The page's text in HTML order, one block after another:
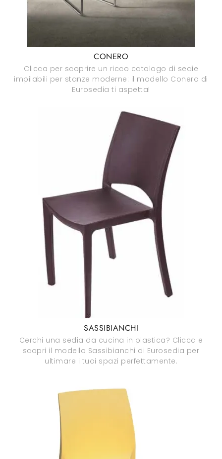
CONERO
Clicca per scoprire un ricco catalogo di sedie
impilabili per stanze moderne: il modello Conero di
Eurosedia ti aspetta!
SASSIBIANCHI
Cerchi una sedia da cucina in plastica? Clicca e
scopri il modello Sassibianchi di Eurosedia per
ultimare i tuoi spazi perfettamente.